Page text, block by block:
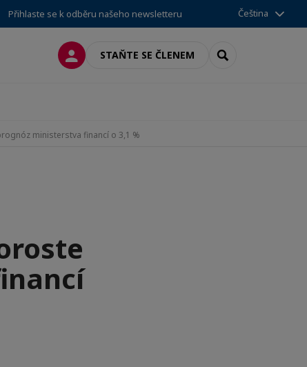
Přihlaste se k odběru našeho newsletteru Čeština
PŘIPOJIT SESTAŇTE SE ČLENEM SEARCH
ministerstva financí o 3,1 %